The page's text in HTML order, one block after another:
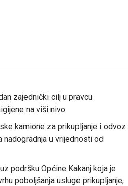
zajednički cilj u pravcu
na viši nivo.
kamione za prikupljanje i odvoz
u vrijednosti od
podršku Općine Kakanj koja je
poboljšanja usluge prikupljanje,